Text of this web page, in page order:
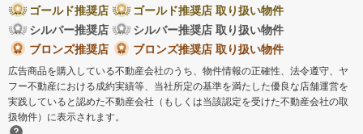
佐用郡佐用町
ゴールド推奨店
ゴールド推奨店 取り扱い物件
シルバー推奨店
シルバー推奨店 取り扱い物件
ブロンズ推奨店
ブロンズ推奨店 取り扱い物件
広告商品を購入している不動産会社のうち、物件情報の正確性、法令遵守、ヤ
フー不動産における成約実績等、当社所定の基準を満たした優良な店舗運営を
実践していると認めた不動産会社（もしくは当該認定を受けた不動産会社の取
扱物件）に表示されます。